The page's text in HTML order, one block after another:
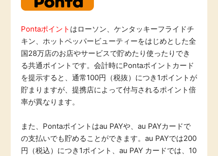
無料
即日還元
アンケート
買い物
クレジットカード
暮らし
引っ越し
買取・査定
進学・教育
Pontaポイント はローソン、ケンタッキーフライドチ
キン、ホットペッパービューティーをはじめとした全
国28万店のお店やサービスで貯めたり使ったりでき
る共通ポイントです。会計時にPontaポイントカード
を提示すると、通常100円（税抜）につき1ポイントが
貯まりますが、提携店によって付与されるポイント倍
率が異なります。
また、Pontaポイントはau PAYや、au PAYカードで
の支払いでも貯めることができます。au PAYでは200
円（税込）につき1ポイント、au PAY カードでは、10